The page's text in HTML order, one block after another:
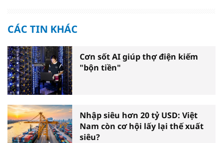
CÁC TIN KHÁC
Cơn sốt AI giúp thợ điện kiếm
"bộn tiền"
Nhập siêu hơn 20 tỷ USD: Việt
Nam còn cơ hội lấy lại thế xuất
siêu?